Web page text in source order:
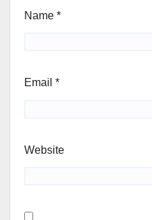
Name *
Email *
Website